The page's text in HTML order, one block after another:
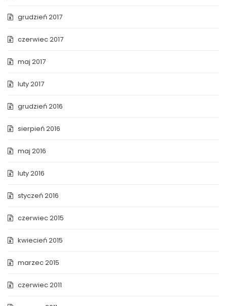
grudzień 2017
czerwiec 2017
maj 2017
luty 2017
grudzień 2016
sierpień 2016
maj 2016
luty 2016
styczeń 2016
czerwiec 2015
kwiecień 2015
marzec 2015
czerwiec 2011